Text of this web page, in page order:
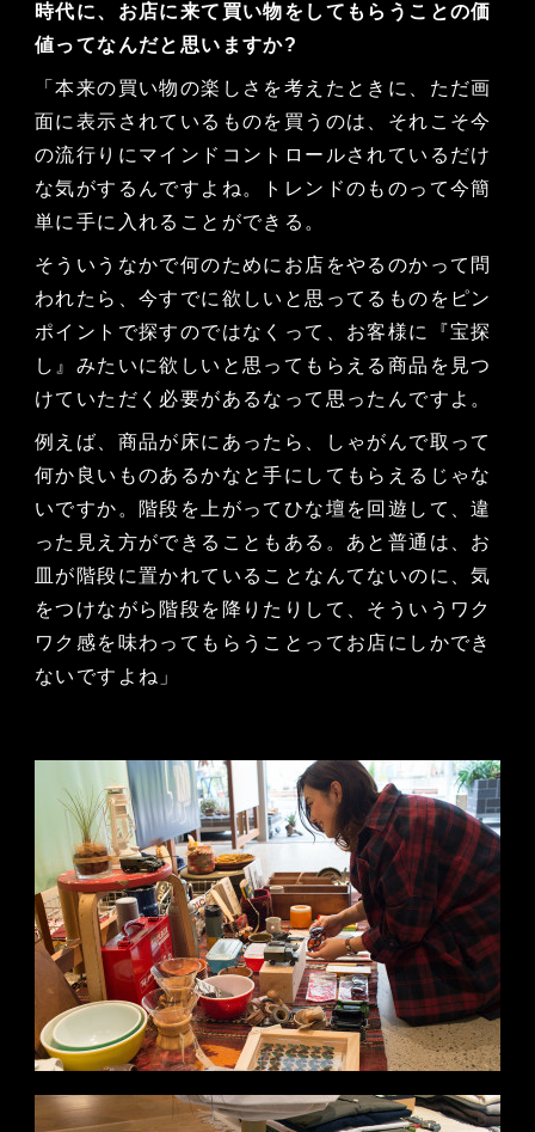
時代に、お店に来て買い物をしてもらうことの価
値ってなんだと思いますか?
「本来の買い物の楽しさを考えたときに、ただ画
面に表示されているものを買うのは、それこそ今
の流行りにマインドコントロールされているだけ
な気がするんですよね。トレンドのものって今簡
単に手に入れることができる。
そういうなかで何のためにお店をやるのかって問
われたら、今すでに欲しいと思ってるものをピン
ポイントで探すのではなくって、お客様に『宝探
し』みたいに欲しいと思ってもらえる商品を見つ
けていただく必要があるなって思ったんですよ。
例えば、商品が床にあったら、しゃがんで取って
何か良いものあるかなと手にしてもらえるじゃな
いですか。階段を上がってひな壇を回遊して、違
った見え方ができることもある。あと普通は、お
皿が階段に置かれていることなんてないのに、気
をつけながら階段を降りたりして、そういうワク
ワク感を味わってもらうことってお店にしかでき
ないですよね」